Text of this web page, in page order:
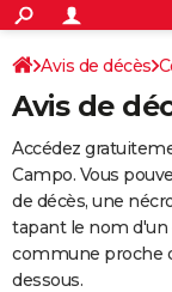
ACTUALITÉS
Politique
Société
Faits Divers
Education
Monde
Villes
+
SPORT
Coupe du monde
Football
Tennis
Cyclisme
Rugby
Forum
Programme TV
TNT
Streaming
Cinéma
Sorties cinéma
Musique
+
FINANCE
Retraite
Epargne
Immobilier
Risques naturels par
Assurance
AUTO
Essais
Réserver un essai
Citadines
Berlines
SUV
Forum auto
+
HIGH-TECH
Avis de décès
Avis de
Accédez
Campo. Vous
de décès, une
tapant le nom d'un
commune proche
dessous.